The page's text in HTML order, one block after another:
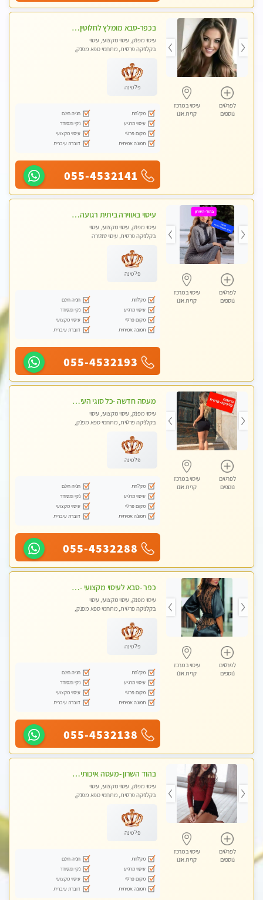
לפרטים
נוספים
עיסוי במרכז
קרית אונו
בכפר-סבא מומלץ לחלוטין!!!! מעסה מקצועית לעיסוי ברמה גבוהה VIP תתקשר .....
עיסוי מפנק, עיסוי מקצועי, עיסוי
בקלניקה פרטית, מתחמי ספא מפנק,
פלטינה
מקלחת
חניה חינם
עיסוי מרגיע
נקי ומסודר
מקום פרטי
עיסוי מקצועי
תמונה אמיתית
דוברת עיברית
055-4532141
לפרטים
נוספים
עיסוי במרכז
קרית אונו
עיסוי באווירה ביתית רגועה בהוד- השרון
עיסוי מפנק, עיסוי מקצועי, עיסוי
בקלניקה פרטית, עיסוי טנטרה
פלטינה
מקלחת
חניה חינם
עיסוי מרגיע
נקי ומסודר
מקום פרטי
עיסוי מקצועי
תמונה אמיתית
דוברת עיברית
055-4532193
לפרטים
נוספים
עיסוי במרכז
קרית אונו
מעסה חדשה -כל סוגי העיסויים מעסה מקצועית ואיכותית פרטי!!!מומלץ לחלוטין!!
עיסוי מפנק, עיסוי מקצועי, עיסוי
בקלניקה פרטית, מתחמי ספא מפנק,
פלטינה
מקלחת
חניה חינם
עיסוי מרגיע
נקי ומסודר
מקום פרטי
עיסוי מקצועי
תמונה אמיתית
דוברת עיברית
055-4532288
לפרטים
נוספים
עיסוי במרכז
קרית אונו
כפר -סבא לעיסוי מקצועי -באווירה שקטה ונעימה לחוויה של רוגע מומלץ מאוד מאוד- ללא מין !
עיסוי מפנק, עיסוי מקצועי, עיסוי
בקלניקה פרטית, מתחמי ספא מפנק,
פלטינה
מקלחת
חניה חינם
עיסוי מרגיע
נקי ומסודר
מקום פרטי
עיסוי מקצועי
תמונה אמיתית
דוברת עיברית
055-4532138
לפרטים
נוספים
עיסוי במרכז
קרית אונו
בהוד השרון -מעסה איכותית למאסז מקצועי ומפנק לכל שרירי הגוף
עיסוי מפנק, עיסוי מקצועי, עיסוי
בקלניקה פרטית, מתחמי ספא מפנק,
פלטינה
מקלחת
חניה חינם
עיסוי מרגיע
נקי ומסודר
מקום פרטי
עיסוי מקצועי
תמונה אמיתית
דוברת עיברית